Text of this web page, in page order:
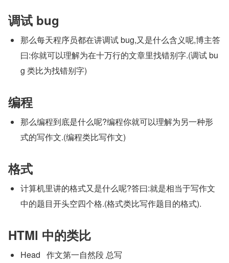
调试 bug
那么每天程序员都在讲调试 bug,又是什么含义呢,博主答
曰:你就可以理解为在十万行的文章里找错别字.(调试 bu
g 类比为找错别字)
编程
那么编程到底是什么呢?编程你就可以理解为另一种形
式的写作文.(编程类比写作文)
格式
计算机里讲的格式又是什么呢?答曰:就是相当于写作文
中的题目开头空四个格.(格式类比写作题目的格式).
HTMl 中的类比
Head   作文第一自然段 总写